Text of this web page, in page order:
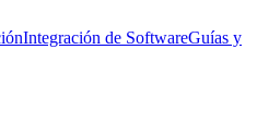
Integración de SoftwareGuías y